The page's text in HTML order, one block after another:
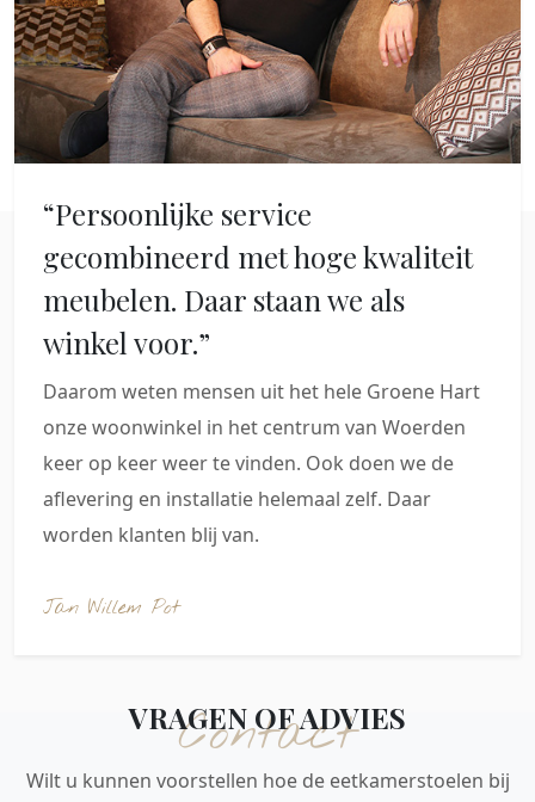
“Persoonlijke service
gecombineerd met hoge kwaliteit
meubelen. Daar staan we als
winkel voor.”
Daarom weten mensen uit het hele Groene Hart
onze woonwinkel in het centrum van Woerden
keer op keer weer te vinden. Ook doen we de
aflevering en installatie helemaal zelf. Daar
worden klanten blij van.
Jan Willem Pot
Contact
VRAGEN OF ADVIES
Wilt u kunnen voorstellen hoe de eetkamerstoelen bij